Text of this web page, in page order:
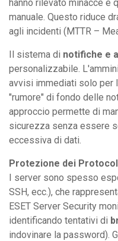
hanno rilevato minacce e
manuale. Questo riduce
agli incidenti (MTTR –
Il sistema di notifiche e
personalizzabile.
avvisi immediati solo per
"rumore" di fondo delle
approccio permette di
sicurezza senza essere
eccessiva di dati.
Protezione dei
I server sono spesso
SSH, ecc.), che
ESET Server Security
identificando tentativi di
indovinare la password).